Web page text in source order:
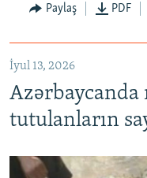
Paylaş PDF
İyul 13, 2026
tutulanların